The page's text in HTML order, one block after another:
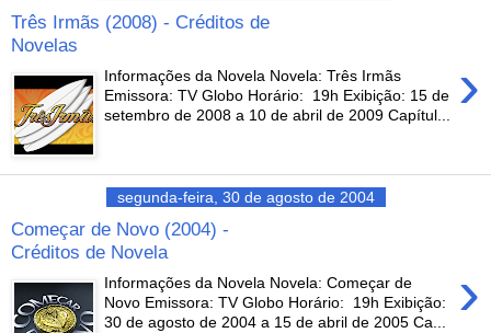
Três Irmãs (2008) - Créditos de
Novelas
›
Informações da Novela Novela: Três Irmãs
Emissora: TV Globo Horário: 19h Exibição: 15 de
setembro de 2008 a 10 de abril de 2009 Capítul...
segunda-feira, 30 de agosto de 2004
Começar de Novo (2004) -
Créditos de Novela
›
Informações da Novela Novela: Começar de
Novo Emissora: TV Globo Horário: 19h Exibição:
30 de agosto de 2004 a 15 de abril de 2005 Ca...